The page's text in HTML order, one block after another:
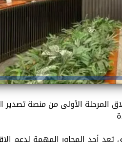
المرحلة الأولى من منصة تصدير